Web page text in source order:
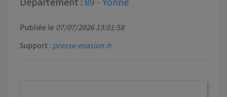
Publiée le 07/07/2026 13:01:58
Support : presse-evasion.fr